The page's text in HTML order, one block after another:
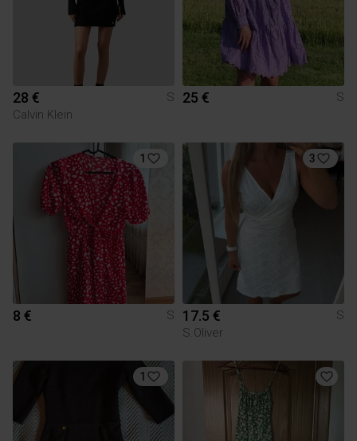
28 €
S
Calvin Klein
25 € S
1
8 € S
3
17.5 €
S
S.Oliver
1